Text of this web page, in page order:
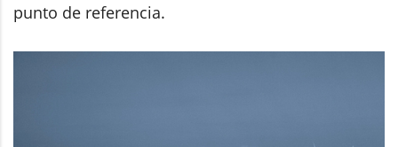
punto de referencia.